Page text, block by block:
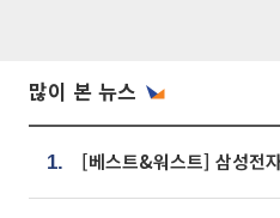
많이 본 뉴스
1.